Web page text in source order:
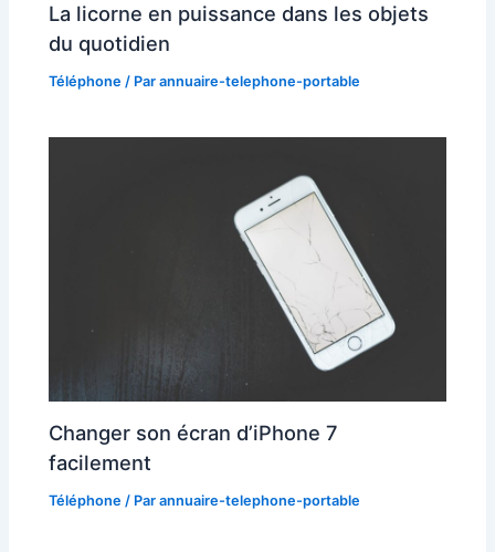
La licorne en puissance dans les objets
du quotidien
Téléphone / Parannuaire-telephone-portable
Changer son écran d’iPhone 7
facilement
Téléphone / Parannuaire-telephone-portable